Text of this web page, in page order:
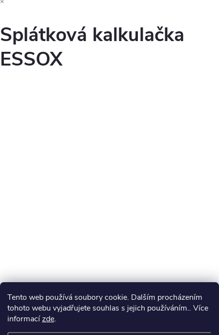
Tento web používá soubory cookie. Dalším procházením
tohoto webu vyjadřujete souhlas s jejich používáním.. Více
informacízde.
Splátková kalkulačka
ESSOX